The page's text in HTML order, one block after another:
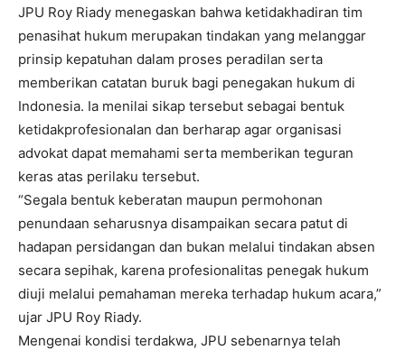
JPU Roy Riady menegaskan bahwa ketidakhadiran tim
penasihat hukum merupakan tindakan yang melanggar
prinsip kepatuhan dalam proses peradilan serta
memberikan catatan buruk bagi penegakan hukum di
Indonesia. Ia menilai sikap tersebut sebagai bentuk
ketidakprofesionalan dan berharap agar organisasi
advokat dapat memahami serta memberikan teguran
keras atas perilaku tersebut.
“Segala bentuk keberatan maupun permohonan
penundaan seharusnya disampaikan secara patut di
hadapan persidangan dan bukan melalui tindakan absen
secara sepihak, karena profesionalitas penegak hukum
diuji melalui pemahaman mereka terhadap hukum acara,”
ujar JPU Roy Riady.
Mengenai kondisi terdakwa, JPU sebenarnya telah